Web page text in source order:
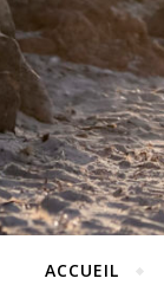
ACCUEIL